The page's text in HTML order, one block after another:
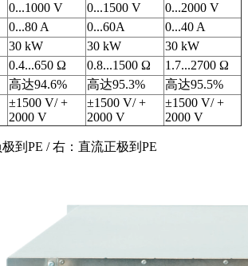
0...1000 V 0...1500 V
0...2000 V
0...80 A 0...60A
0...40 A
30 kW 30 kW
30 kW
0.4...650 Ω 0.8...1500 Ω
1.7...2700 Ω
高达94.6% 高达95.3%
高达95.5%
±1500 V/ +
2000 V
±1500 V/ +
2000 V
±1500 V/ +
2000 V
到PE / 右：直流正极到PE